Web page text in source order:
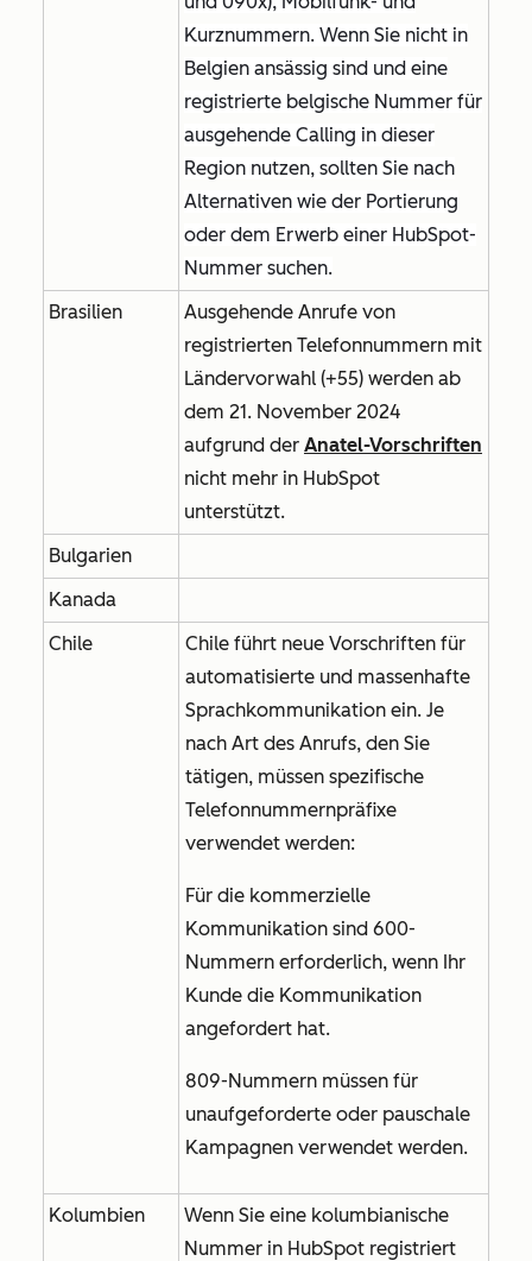
Kurznummern. Wenn Sie nicht in
Belgien ansässig sind und eine
registrierte belgische Nummer für
ausgehende Calling in dieser
Region nutzen, sollten Sie nach
Alternativen wie der Portierung
oder dem Erwerb einer HubSpot-
Nummer suchen.
Brasilien
Ausgehende Anrufe von
registrierten Telefonnummern mit
Ländervorwahl (+55) werden ab
dem 21. November 2024
aufgrund der Anatel-Vorschriften
nicht mehr in HubSpot
unterstützt.
Bulgarien
Kanada
Chile
Chile führt neue Vorschriften für
automatisierte und massenhafte
Sprachkommunikation ein. Je
nach Art des Anrufs, den Sie
tätigen, müssen spezifische
Telefonnummernpräfixe
verwendet werden:
Für die kommerzielle
Kommunikation sind 600-
Nummern erforderlich, wenn Ihr
Kunde die Kommunikation
angefordert hat.
809-Nummern müssen für
unaufgeforderte oder pauschale
Kampagnen verwendet werden.
Kolumbien
Wenn Sie eine kolumbianische
Nummer in HubSpot registriert